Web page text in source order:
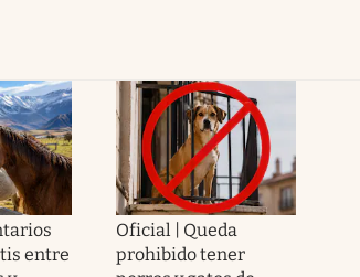
entre
Oficial | Queda
prohibido tener